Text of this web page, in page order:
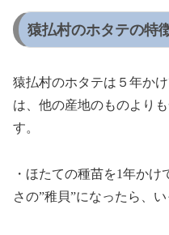
猿払村のホタテの特
猿払村のホタテは５年か
は、他の産地のものより
す。
・ほたての種苗を1年か
さの”稚貝”になったら、